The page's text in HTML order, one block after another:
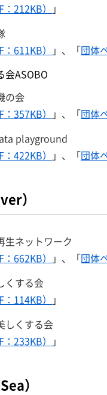
212KB）
」
611KB） 」、「団体
会ASOBO
の会
357KB） 」、「団体
playground​​​​​​
422KB） 」、「団体
）
生ネットワーク
662KB） 」、「団体
くする会
114KB）
」
しくする会
233KB） 」
）